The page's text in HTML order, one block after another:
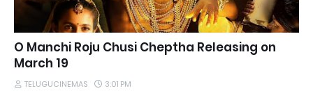
O Manchi Roju Chusi Cheptha Releasing on
March 19
TELUGUCINEMAS 3:01 PM